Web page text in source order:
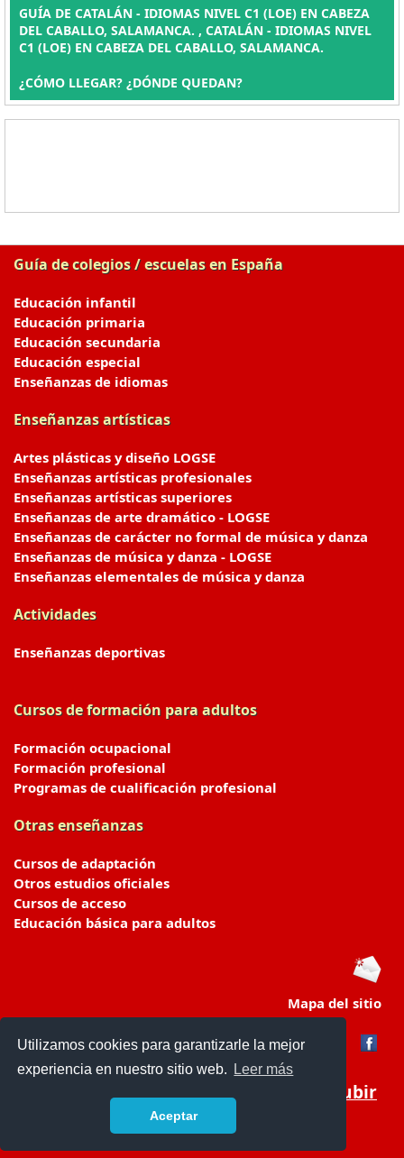
Utilizamos cookies para garantizarle la mejor
experiencia en nuestro sitio web.
Leer más
Aceptar
GUÍA DE CATALÁN - IDIOMAS NIVEL C1 (LOE) EN CABEZA
DEL CABALLO, SALAMANCA. , CATALÁN - IDIOMAS NIVEL
C1 (LOE) EN CABEZA DEL CABALLO, SALAMANCA.
¿CÓMO LLEGAR? ¿DÓNDE QUEDAN?
Guía de colegios / escuelas en España
Educación infantil
Educación primaria
Educación secundaria
Educación especial
Enseñanzas de idiomas
Enseñanzas artísticas
Artes plásticas y diseño LOGSE
Enseñanzas artísticas profesionales
Enseñanzas artísticas superiores
Enseñanzas de arte dramático - LOGSE
Enseñanzas de carácter no formal de música y danza
Enseñanzas de música y danza - LOGSE
Enseñanzas elementales de música y danza
Actividades
Enseñanzas deportivas
Cursos de formación para adultos
Formación ocupacional
Formación profesional
Programas de cualificación profesional
Otras enseñanzas
Cursos de adaptación
Otros estudios oficiales
Cursos de acceso
Educación básica para adultos
Mapa del sitio
Subir